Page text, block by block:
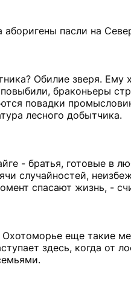
пасли на
Обилие зверя. Ему
браконьеры
повадки
лесного добытчика.
- братья, готовые в
случайностей,
спасают жизнь, -
Охотоморье еще такие
здесь, когда от